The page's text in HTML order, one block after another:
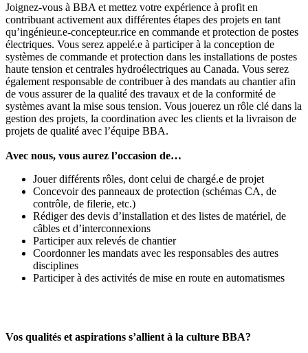
Joignez-vous à BBA et mettez votre expérience à profit en
contribuant activement aux différentes étapes des projets en tant
qu’ingénieur.e-concepteur.rice en commande et protection de postes
électriques. Vous serez appelé.e à participer à la conception de
systèmes de commande et protection dans les installations de postes
haute tension et centrales hydroélectriques au Canada. Vous serez
également responsable de contribuer à des mandats au chantier afin
de vous assurer de la qualité des travaux et de la conformité de
systèmes avant la mise sous tension. Vous jouerez un rôle clé dans la
gestion des projets, la coordination avec les clients et la livraison de
projets de qualité avec l’équipe BBA.
Avec nous, vous aurez l’occasion de…
Jouer différents rôles, dont celui de chargé.e de projet
Concevoir des panneaux de protection (schémas CA, de
contrôle, de filerie, etc.)
Rédiger des devis d’installation et des listes de matériel, de
câbles et d’interconnexions
Participer aux relevés de chantier
Coordonner les mandats avec les responsables des autres
disciplines
Participer à des activités de mise en route en automatismes
Vos qualités et aspirations s’allient à la culture BBA?